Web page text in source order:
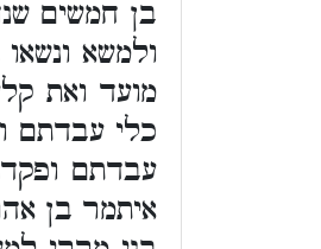
בן חמשים
ולמשא
מועד ואת
כלי עבדתם
עבדתם
איתמר בן